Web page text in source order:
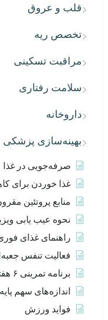
قلب و عروق
تخصص ریه
مراقبت تسکینی
سلامت رفتاری
داروخانه
بهینه‌سازی پزشکی
صرفه‌جویی در غذا
غذا خوردن برای
منابع پروتئین
نحوه عیب یابی
راهنمای غذای
فعالیت تنفس
برنامه تمرینی ۶ هفته ای
اندازه‌های سهم پایه
فواید ورزش